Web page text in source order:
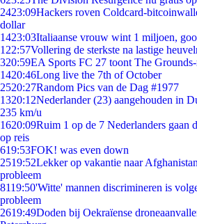
2423:09Hackers roven Coldcard-
dollar
1423:03Italiaanse vrouw wint 1 miljoen,
1 22:57Vollering de sterkste na lastige
320:59EA Sports FC 27 toont The
1420:46Long live the 7th of October
2520:27Random Pics van de Dag #1977
1320:12Nederlander (23) aangehouden in
235 km/u
1620:09Ruim 1 op de 7 Nederlanders gaan
op reis
619:53FOK! was even down
2519:52Lekker op vakantie naar
probleem
8119:50'Witte' mannen discrimineren is
probleem
2619:49Doden bij Oekraïense